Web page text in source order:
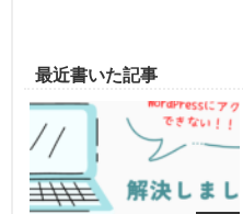
最近書いた記事